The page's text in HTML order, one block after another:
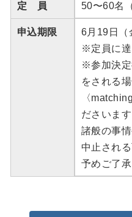
定 員 50〜60名
申込期限
6月19日（
※定員に達
※参加決定
をされる
〈
ださいま
諸般の事
中止され
予めご了承